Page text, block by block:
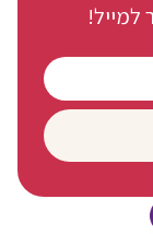
למייל!